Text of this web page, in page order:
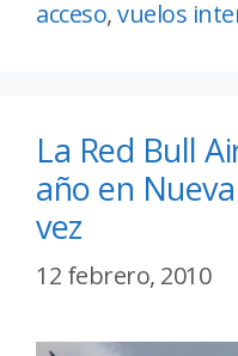
acceso,vuelos
La Red Bull
año en
vez
12 febrero, 2010